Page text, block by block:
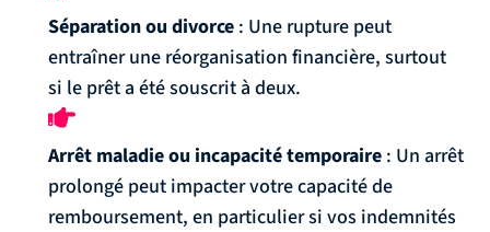
Séparation ou divorce : Une rupture peut
entraîner une réorganisation financière, surtout
si le prêt a été souscrit à deux.
Arrêt maladie ou incapacité temporaire : Un arrêt
prolongé peut impacter votre capacité de
remboursement, en particulier si vos indemnités